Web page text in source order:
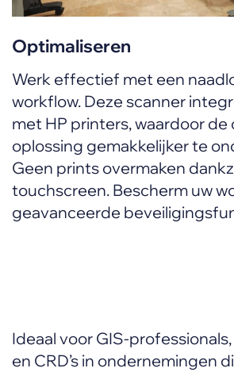
Optimaliseren
Werk effectief met een
workflow. Deze scanner
met HP printers, waardoor
oplossing gemakkelijker te
Geen prints overmaken
touchscreen. Bescherm uw
geavanceerde
Ideaal voor GIS-
en CRD’s in ondernemingen